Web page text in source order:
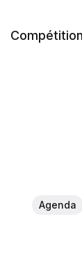
Agenda